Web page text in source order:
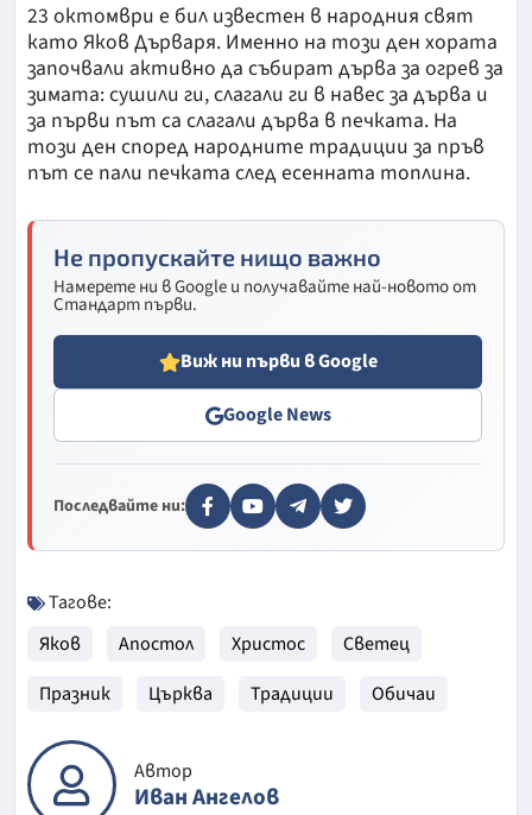
23 октомври е бил известен в народния свят
като Яков Дърваря. Именно на този ден хората
започвали активно да събират дърва за огрев за
зимата: сушили ги, слагали ги в навес за дърва и
за първи път са слагали дърва в печката. На
този ден според народните традиции за пръв
път се пали печката след есенната топлина.
Не пропускайте нищо важно
Намерете ни в Google и получавайте най-новото от
Стандарт първи.
Виж ни първи в Google
Google News
Последвайте ни:
Тагове:
Яков
Апостол Христос
Светец
Празник
Църква Традиции Обичаи
Автор
Иван Ангелов